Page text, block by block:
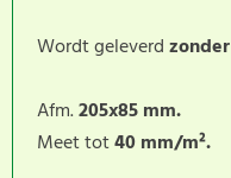
Wordt geleverdzonder
Afm.205x85 mm.
Meet tot40 mm/m².